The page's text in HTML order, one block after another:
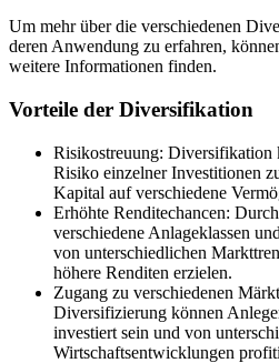
Um mehr über die verschiedenen
deren Anwendung zu erfahren,
weitere Informationen finden.
Vorteile der Diversifikation
Risikostreuung: Diversifikation
Risiko einzelner Investitionen
Kapital auf verschiedene
Erhöhte Renditechancen:
verschiedene Anlageklassen
von unterschiedlichen
höhere Renditen erzielen.
Zugang zu verschiedenen
Diversifizierung können
investiert sein und von
Wirtschaftsentwicklungen